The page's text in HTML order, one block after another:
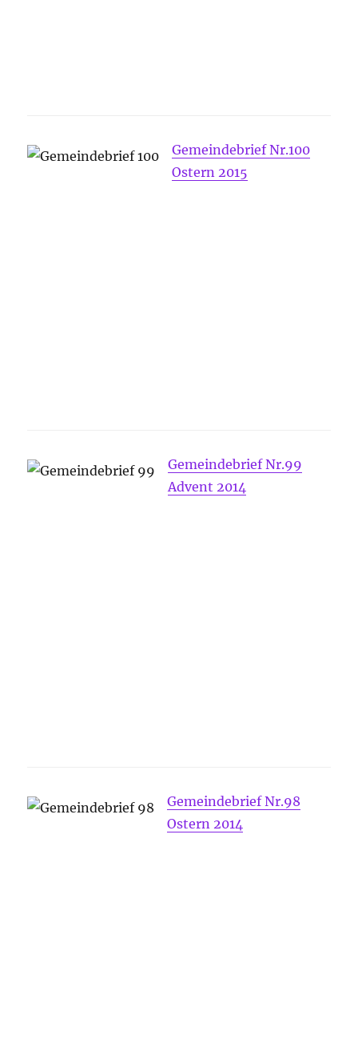
Gemeindebrief Nr.100
Ostern 2015
Gemeindebrief Nr.99
Advent 2014
Gemeindebrief Nr.98
Ostern 2014